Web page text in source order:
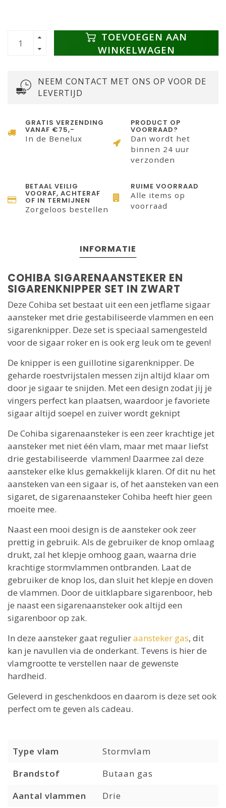
TOEVOEGEN AAN
WINKELWAGEN
NEEM CONTACT MET ONS OP VOOR DE
LEVERTIJD
GRATIS VERZENDING
VANAF €75,-
In de Benelux
PRODUCT OP
VOORRAAD?
Dan wordt het
binnen 24 uur
verzonden
BETAAL VEILIG
VOORAF, ACHTERAF
OF IN TERMIJNEN
Zorgeloos bestellen
RUIME VOORRAAD
Alle items op
voorraad
INFORMATIE
COHIBA SIGARENAANSTEKER EN
SIGARENKNIPPER SET IN ZWART
Deze Cohiba set bestaat uit een een jetflame sigaar
aansteker met drie gestabiliseerde vlammen en een
sigarenknipper. Deze set is speciaal samengesteld
voor de sigaar roker en is ook erg leuk om te geven!
De knipper is een guillotine sigarenknipper. De
geharde roestvrijstalen messen zijn altijd klaar om
door je sigaar te snijden. Met een design zodat jij je
vingers perfect kan plaatsen, waardoor je favoriete
sigaar altijd soepel en zuiver wordt geknipt
De Cohiba sigarenaansteker is een zeer krachtige jet
aansteker met niet één vlam, maar met maar liefst
drie gestabiliseerde vlammen! Daarmee zal deze
aansteker elke klus gemakkelijk klaren. Of dit nu het
aansteken van een sigaar is, of het aansteken van een
sigaret, de sigarenaansteker Cohiba heeft hier geen
moeite mee.
Naast een mooi design is de aansteker ook zeer
prettig in gebruik. Als de gebruiker de knop omlaag
drukt, zal het klepje omhoog gaan, waarna drie
krachtige stormvlammen ontbranden. Laat de
gebruiker de knop los, dan sluit het klepje en doven
de vlammen. Door de uitklapbare sigarenboor, heb
je naast een sigarenaansteker ook altijd een
sigarenboor op zak.
In deze aansteker gaat regulieraansteker gas, dit
kan je navullen via de onderkant. Tevens is hier de
vlamgrootte te verstellen naar de gewenste
hardheid.
Geleverd in geschenkdoos en daarom is deze set ook
perfect om te geven als cadeau.
Type vlam
Stormvlam
Brandstof
Butaan gas
Aantal vlammen
Drie